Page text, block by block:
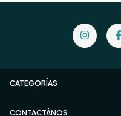
CATEGORÍAS
CONTACTÁNOS